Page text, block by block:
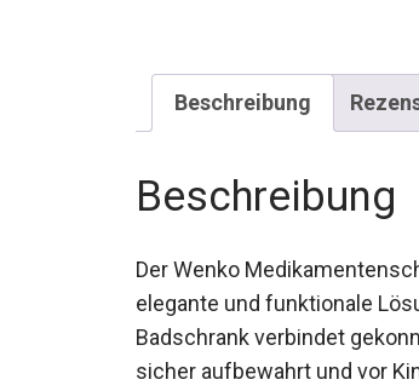
Beschreibung
Beschreibung
Der Wenko
elegante und funktionale
Badschrank verbindet
sicher aufbewahrt und vor